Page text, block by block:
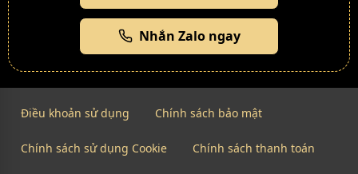
Nhắn Zalo ngay
Điều khoản sử dụng Chính sách bảo mật
Chính sách sử dụng Cookie Chính sách thanh toán